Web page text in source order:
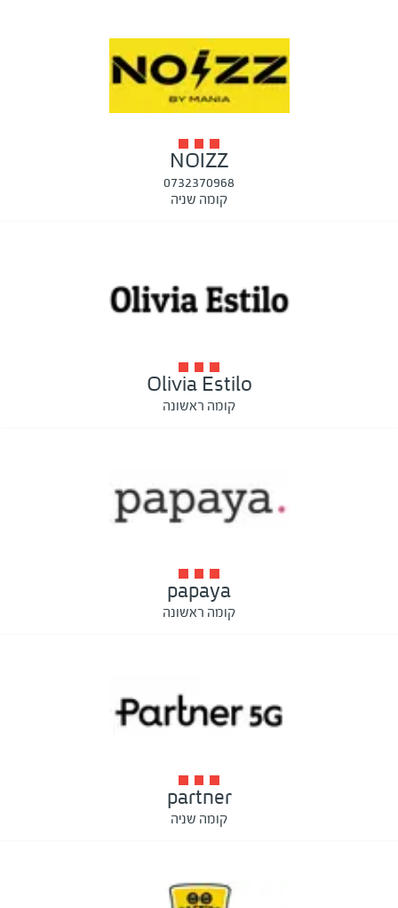
NOIZZ
0732370968
קומה שניה
Olivia Estilo
קומה ראשונה
papaya
קומה ראשונה
partner
קומה שניה